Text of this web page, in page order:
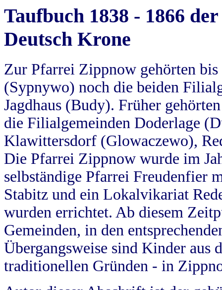
Taufbuch 1838 - 1866
Deutsch Krone
Zur Pfarrei Zippnow gehörten
(Sypnywo) noch die beiden
Jagdhaus (Budy). Früher
die Filialgemeinden Doderlage
Klawittersdorf (Glowaczewo),
Die Pfarrei Zippnow wurde im
selbständige Pfarrei Freudenfier
Stabitz und ein Lokalvikariat
wurden errichtet. Ab diesem
Gemeinden, in den
Übergangsweise sind Kinder aus
traditionellen Gründen - in